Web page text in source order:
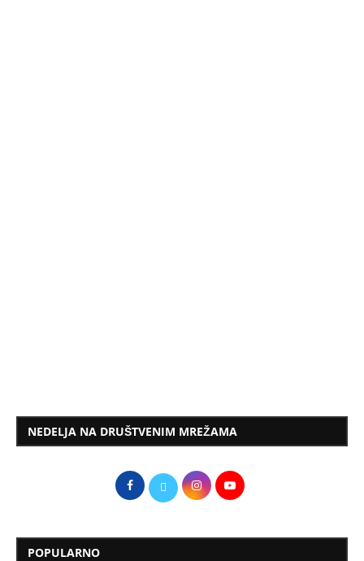
NEDELJA NA DRUŠTVENIM MREŽAMA
POPULARNO